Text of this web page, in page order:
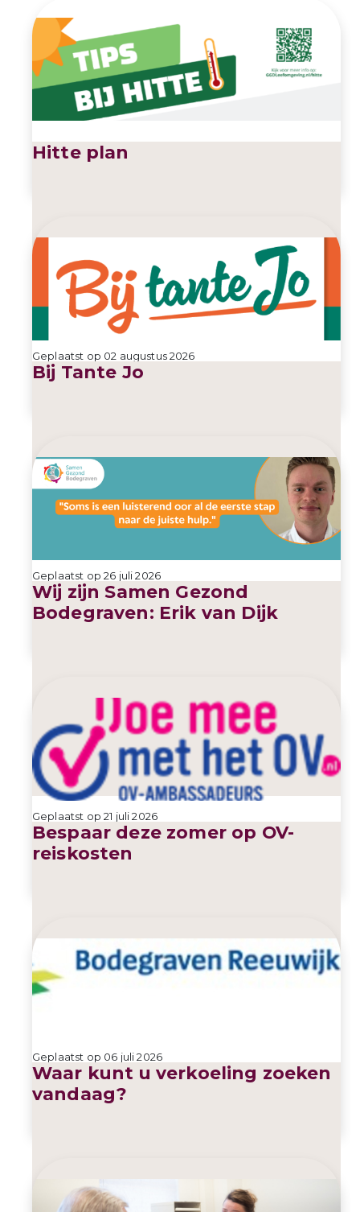
Hitte plan
Geplaatst op 02 augustus 2026
Bij Tante Jo
Geplaatst op 26 juli 2026
Wij zijn Samen Gezond
Bodegraven: Erik van Dijk
Geplaatst op 21 juli 2026
Bespaar deze zomer op OV-
reiskosten
Geplaatst op 06 juli 2026
Waar kunt u verkoeling zoeken
vandaag?